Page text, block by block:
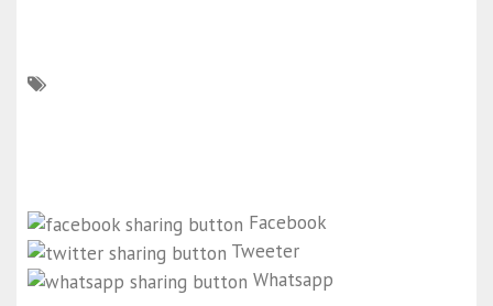
Facebook
Tweeter
Whatsapp